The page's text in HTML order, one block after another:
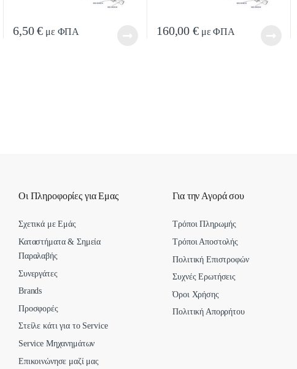
6,50€ με ΦΠΑ 160,00€με ΦΠΑ
Οι Πληροφορίες για Εμας
Σχετικά με Εμάς
Καταστήματα & Σημεία
Παραλαβής
Συνεργάτες
Brands
Προσφορές
Στείλε κάτι για το Service
Service Μηχανημάτων
Επικοινώνησε μαζί μας
Για την Αγορά σου
Τρόποι Πληρωμής
Τρόποι Αποστολής
Πολιτική Επιστροφών
Συχνές Ερωτήσεις
Όροι Χρήσης
Πολιτική Απορρήτου